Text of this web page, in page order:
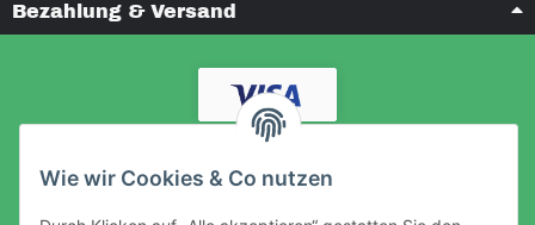
Wie wir Cookies & Co nutzen
Bezahlung & Versand